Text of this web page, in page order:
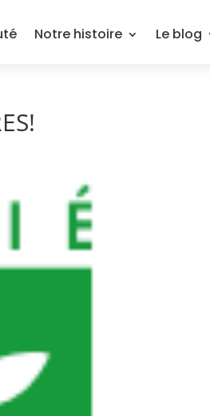
Notre histoire Le blog